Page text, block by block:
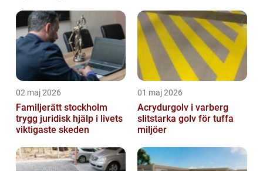
inomhusklimat
02 maj 2026
Familjerätt stockholm
trygg juridisk hjälp i livets
viktigaste skeden
01 maj 2026
Acrydurgolv i varberg
slitstarka golv för tuffa
miljöer